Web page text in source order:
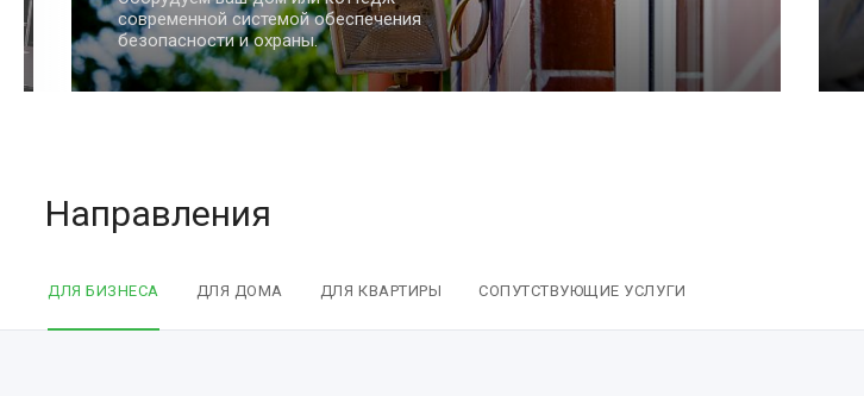
и имущества с помощью умных систем
безопасности.
Направления
ДЛЯ БИЗНЕСА ДЛЯ ДОМА ДЛЯ КВАРТИРЫ СОПУТСТВУЮЩИЕ УСЛУГИ